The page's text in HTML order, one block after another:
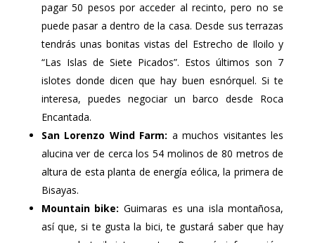
pagar 50 pesos por acceder al recinto, pero no se
puede pasar a dentro de la casa. Desde sus terrazas
tendrás unas bonitas vistas del Estrecho de Iloilo y
“Las Islas de Siete Picados”. Estos últimos son 7
islotes donde dicen que hay buen esnórquel. Si te
interesa, puedes negociar un barco desde Roca
Encantada.
San Lorenzo Wind Farm: a muchos visitantes les
alucina ver de cerca los 54 molinos de 80 metros de
altura de esta planta de energía eólica, la primera de
Bisayas.
Mountain bike: Guimaras es una isla montañosa,
así que, si te gusta la bici, te gustará saber que hay